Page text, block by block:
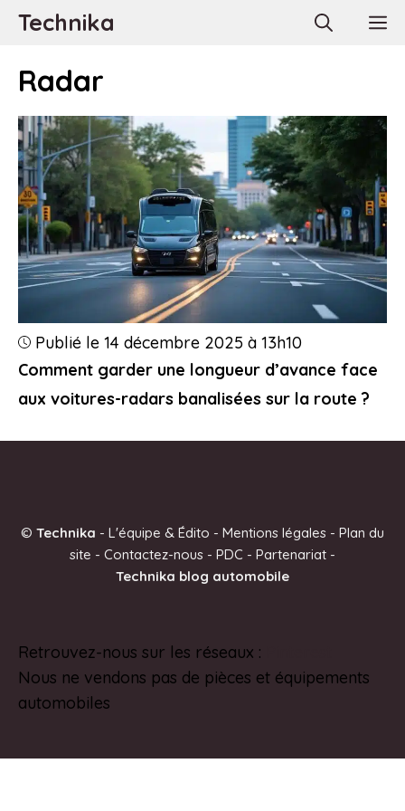
AllerTechnika
Radar
Comment garder une longueur d’avance face
aux voitures-radars banalisées sur la route ?
Publié le 14 décembre 2025 à 13h10
© Technika - L'équipe & Édito - Mentions légales - Plan du
site - Contactez-nous - PDC - Partenariat -
Technika blog automobile
Retrouvez-nous sur les réseaux :
Nous ne vendons pas de pièces et équipements
automobiles